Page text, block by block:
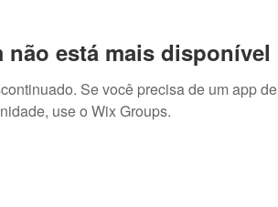
não está mais disponível
Se você precisa de um app de
use o Wix Groups.